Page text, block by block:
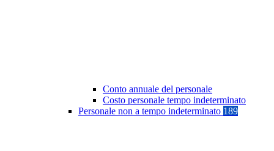
Conto annuale del personale
Costo personale tempo indeterminato
Personale non a tempo indeterminato 189